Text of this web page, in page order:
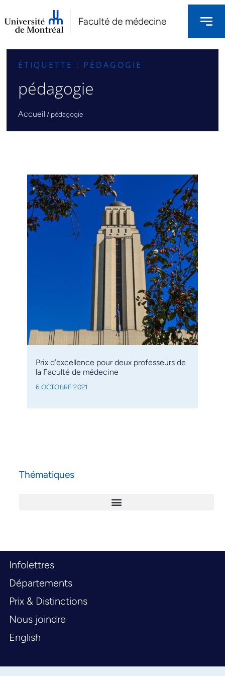
Faculté de médecine
ÉTIQUETTE : PÉDAGOGIE
pédagogie
Accueil / pédagogie
Prix d’excellence pour deux professeurs de
la Faculté de médecine
6 OCTOBRE 2021
Thématiques
Infolettres
Départements
Prix & Distinctions
Nous joindre
English